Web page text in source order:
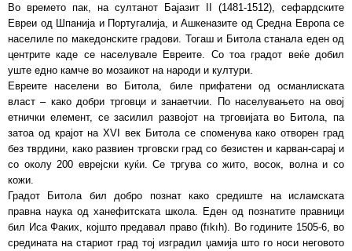
Во времето пак, на султанот Бајазит II (1481-1512), сефардските
Евреи од Шпанија и Португалија, и Ашкеназите од Средна Европа се
населиле по македонските градови. Тогаш и Битола станала еден од
центрите каде се населувале Евреите. Со тоа градот веќе добил
уште едно камче во мозаикот на народи и култури.
Евреите населени во Битола, биле прифатени од османлиската
власт – како добри трговци и занаетчии. По населувањето на овој
етнички елемент, се засилил развојот на трговијата во Битола, па
затоа од крајот на XVI век Битола се споменува како отворен град
без тврдини, како развиен трговски град со безистен и карван-сарај и
со околу 200 еврејски куќи. Се тргува со жито, восок, волна и со
кожи.
Градот Битола бил добро познат како средиште на исламската
правна наука од ханефитската школа. Еден од познатите правници
бил Иса Факих, којшто предавал право (fıkıh). Во годините 1505-6, во
средината на стариот град тој изградил џамија што го носи неговото